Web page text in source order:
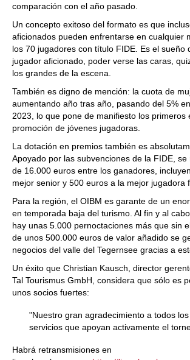
comparación con el año pasado.
Un concepto exitoso del formato es que
aficionados pueden enfrentarse en cualquier
los 70 jugadores con título FIDE. Es el sueño
jugador aficionado, poder verse las caras,
los grandes de la escena.
También es digno de mención: la cuota de
aumentando año tras año, pasando del 5%
2023, lo que pone de manifiesto los primeros
promoción de jóvenes jugadoras.
La dotación en premios también es
Apoyado por las subvenciones de la FIDE,
de 16.000 euros entre los ganadores,
mejor senior y 500 euros a la mejor jugadora
Para la región, el OIBM es garante de un
en temporada baja del turismo. Al fin y al
hay unas 5.000 pernoctaciones más que sin
de unos 500.000 euros de valor añadido se
negocios del valle del Tegernsee gracias a
Un éxito que Christian Kausch, director
Tal Tourismus GmbH, considera que sólo es
unos socios fuertes:
"Nuestro gran agradecimiento a todos
servicios que apoyan activamente el
Habrá retransmisiones en